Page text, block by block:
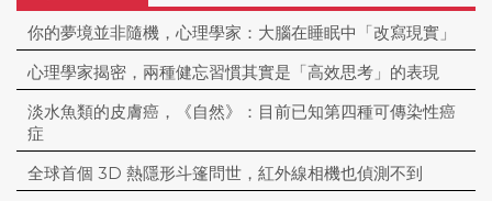
你的夢境並非隨機，心理學家：大腦在睡眠中「改寫現實」
心理學家揭密，兩種健忘習慣其實是「高效思考」的表現
淡水魚類的皮膚癌，《自然》：目前已知第四種可傳染性癌
症
全球首個 3D 熱隱形斗篷問世，紅外線相機也偵測不到